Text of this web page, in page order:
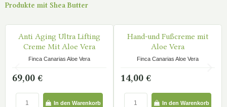
Produkte mit Shea Butter
AUF LAGER
Tonc Fresh & Light Mit
Aloe Vera
Finca Canarias Aloe Vera
15,00 €
In den Warenkorb
AUF LAGERLippenstift
Finca Canarias Aloe Vera
In den Warenkorb